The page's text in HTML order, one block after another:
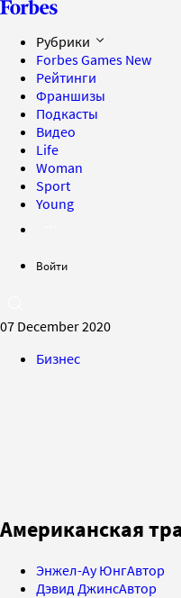
Рубрики
Forbes Games New
Рейтинги
Франшизы
Подкасты
Видео
Life
Woman
Sport
Young
Войти
07 December 2020
Бизнес
Американская
Энжел-Ау ЮнгАвтор
Дэвид ДжинсАвтор